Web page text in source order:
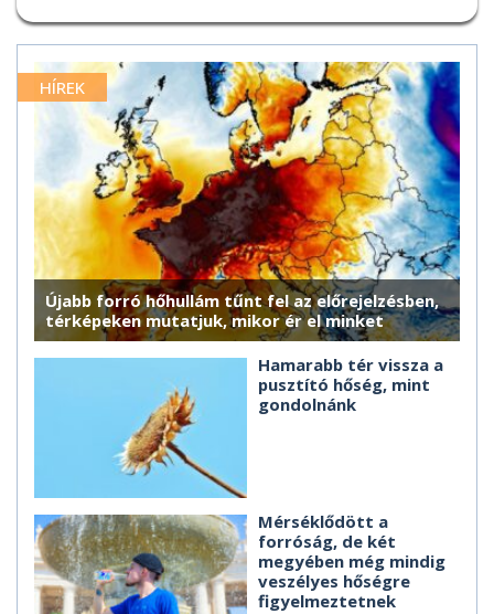
HÍREK
Újabb forró hőhullám tűnt fel az előrejelzésben,
térképeken mutatjuk, mikor ér el minket
Hamarabb tér vissza a
pusztító hőség, mint
gondolnánk
Mérséklődött a
forróság, de két
megyében még mindig
veszélyes hőségre
figyelmeztetnek